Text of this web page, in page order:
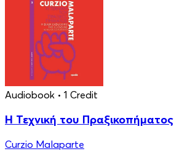
Audiobook • 1 Credit
Η Τεχνική του Πραξικοπήματος
Curzio Malaparte